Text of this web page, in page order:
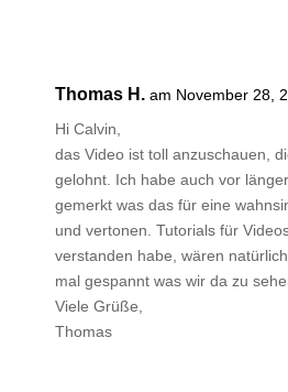
Thomas H. am November 28,
Hi Calvin,
das Video ist toll anzuschauen,
gelohnt. Ich habe auch vor
gemerkt was das für eine
und vertonen. Tutorials für
verstanden habe, wären
mal gespannt was wir da zu
Viele Grüße,
Thomas